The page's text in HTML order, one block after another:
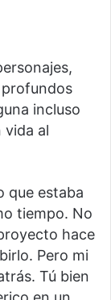
incluso
al
que estaba
tiempo. No
hace
Pero mi
Tú bien